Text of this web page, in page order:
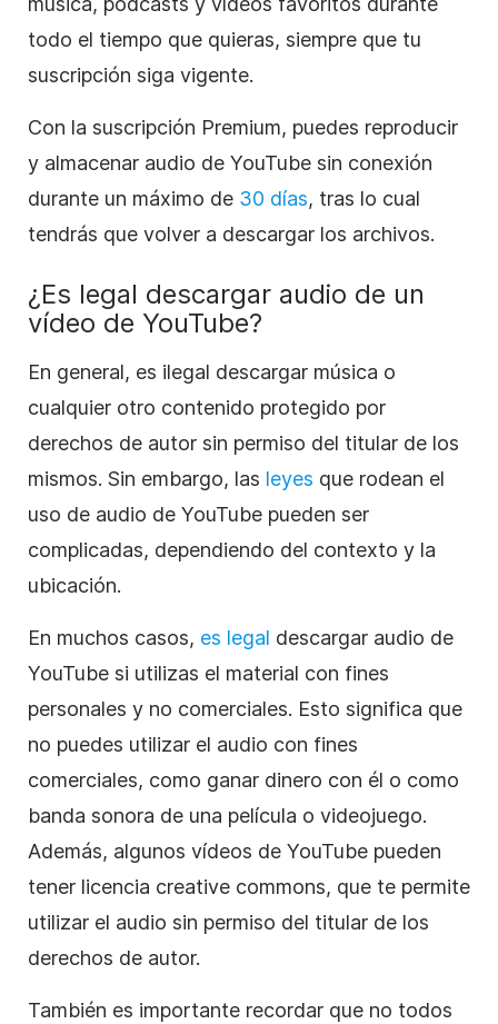
todo el tiempo que quieras, siempre que tu
suscripción siga vigente.
Con la suscripción Premium, puedes reproducir
y almacenar audio de YouTube sin conexión
durante un máximo de 30 días, tras lo cual
tendrás que volver a descargar los archivos.
¿Es legal descargar audio de un
vídeo de YouTube?
En general, es ilegal descargar música o
cualquier otro contenido protegido por
derechos de autor sin permiso del titular de los
mismos. Sin embargo, las leyes que rodean el
uso de audio de YouTube pueden ser
complicadas, dependiendo del contexto y la
ubicación.
En muchos casos, es legal descargar audio de
YouTube si utilizas el material con fines
personales y no comerciales. Esto significa que
no puedes utilizar el audio con fines
comerciales, como ganar dinero con él o como
banda sonora de una película o videojuego.
Además, algunos vídeos de YouTube pueden
tener licencia creative commons, que te permite
utilizar el audio sin permiso del titular de los
derechos de autor.
También es importante recordar que no todos